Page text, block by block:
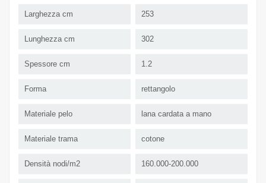
Larghezza cm 253
Lunghezza cm 302
Spessore cm 1.2
Forma rettangolo
Materiale pelo lana cardata a mano
Materiale trama cotone
Densità nodi/m2 160.000-200.000